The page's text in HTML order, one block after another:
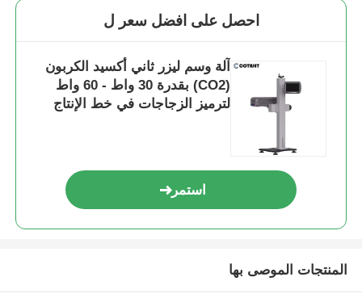
احصل على افضل سعر ل
آلة وسم ليزر ثاني أكسيد الكربون
(CO2) بقدرة 30 واط - 60 واط
لترميز الزجاجات في خط الإنتاج
استمر
المنتجات الموصى بها